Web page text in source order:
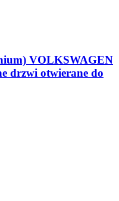
VOLKSWAGEN
drzwi otwierane do